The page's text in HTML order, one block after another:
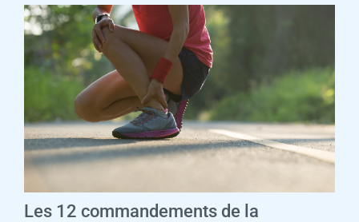
Les 12 commandements de la